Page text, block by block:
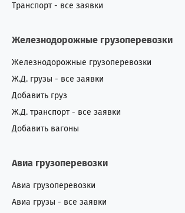
Транспорт - все заявки
Железнодорожные грузоперевозки
Железнодорожные грузоперевозки
Ж.Д. грузы - все заявки
Добавить груз
Ж.Д. транспорт - все заявки
Добавить вагоны
Авиа грузоперевозки
Авиа грузоперевозки
Авиа грузы - все заявки